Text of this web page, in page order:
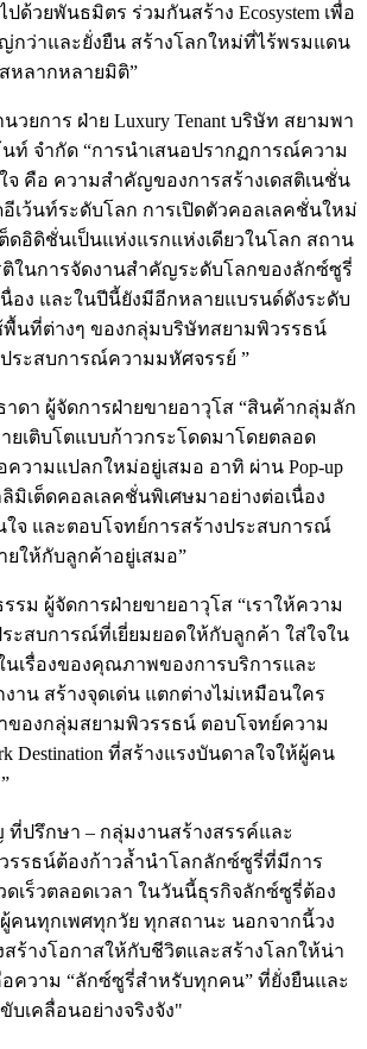
ด้วยพันธมิตร ร่วมกันสร้าง Ecosystem เพื่อ
กว่าและยั่งยืน สร้างโลกใหม่ที่ไร้พรมแดน
หลากหลายมิติ”
วยการ ฝ่าย Luxury Tenant บริษัท สยามพา
นท์ จำกัด “การนำเสนอปรากฏการณ์ความ
คือ ความสำคัญของการสร้างเดสติเนชั่น
อีเว้นท์ระดับโลก การเปิดตัวคอลเลคชั่นใหม่
ดอิดิชั่นเป็นแห่งแรกแห่งเดียวในโลก สถาน
ติในการจัดงานสำคัญระดับโลกของลักซ์ซูรี่
อง และในปีนี้ยังมีอีกหลายแบรนด์ดังระดับ
พื้นที่ต่างๆ ของกลุ่มบริษัทสยามพิวรรธน์
ระสบการณ์ความมหัศจรรย์ ”
ดา ผู้จัดการฝ่ายขายอาวุโส “สินค้ากลุ่มลัก
เติบโตแบบก้าวกระโดดมาโดยตลอด
ความแปลกใหม่อยู่เสมอ อาทิ ผ่าน Pop-up
ลิมิเต็ดคอลเลคชั่นพิเศษมาอย่างต่อเนื่อง
จ และตอบโจทย์การสร้างประสบการณ์
ให้กับลูกค้าอยู่เสมอ”
ม ผู้จัดการฝ่ายขายอาวุโส “เราให้ความ
ะสบการณ์ที่เยี่ยมยอดให้กับลูกค้า ใส่ใจใน
นเรื่องของคุณภาพของการบริการและ
าน สร้างจุดเด่น แตกต่างไม่เหมือนใคร
ของกลุ่มสยามพิวรรธน์ ตอบโจทย์ความ
Destination ที่สร้างแรงบันดาลใจให้ผู้คน
ปรึกษา – กลุ่มงานสร้างสรรค์และ
รรธน์ต้องก้าวล้ำนำโลกลักซ์ซูรี่ที่มีการ
ดเร็วตลอดเวลา ในวันนี้ธุรกิจลักซ์ซูรี่ต้อง
คนทุกเพศทุกวัย ทุกสถานะ นอกจากนี้วง
ร้างโอกาสให้กับชีวิตและสร้างโลกให้น่า
ความ “ลักซ์ซูรี่สำหรับทุกคน” ที่ยั่งยืนและ
บเคลื่อนอย่างจริงจัง"